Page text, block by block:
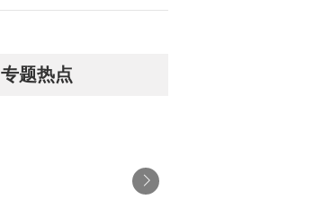
专题热点